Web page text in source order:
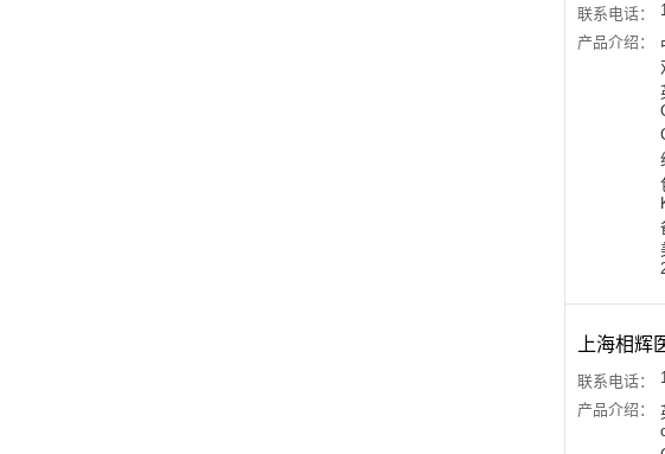
联系电话：
产品介绍：
上海相辉
联系电话：
产品介绍：